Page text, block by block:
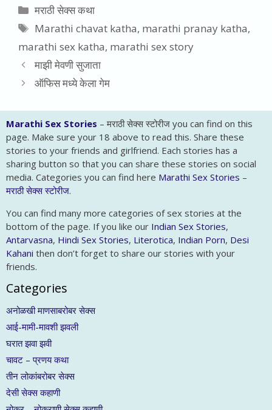
Categories
मराठी सेक्स कथा
Tags
Marathi chavat katha, marathi pranay katha,
marathi sex katha, marathi sex story
माझी मेवणी सुजाता
ऑफिस मध्ये केला गेम
Marathi Sex Stories – मराठी सेक्स स्टोरीज you can find on this
page. Make sure your 18 above to read this. Share these
stories to your friends and girlfriend. Each stories has a
sharing button so that you can share these stories on social
media. Categories you can find here Marathi Sex Stories –
मराठी सेक्स स्टोरीज.
You can find many more categories of sex stories at the
bottom of the page. If you like our Indian Sex Stories,
Antarvasna, Hindi Sex Stories, Literotica, Indian Porn, Desi
Kahani then don’t forget to share our stories with your
friends.
Categories
अनोळखी माणसाबरोबर सेक्स
आई-मामी-मावशी झवली
घरात झवा झवी
चावट – प्रणय कथा
तीन लोकांबरोबर सेक्स
देसी सेक्स कहाणी